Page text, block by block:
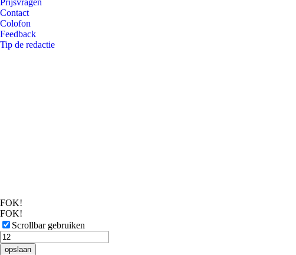
Prijsvragen
Contact
Colofon
Feedback
Tip de redactie
FOK!
FOK!
Scrollbar gebruiken
opslaan